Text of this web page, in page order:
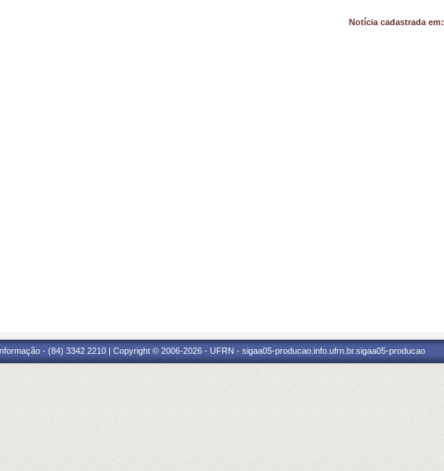
Notícia cadastrada em:
- (84) 3342 2210 | Copyright © 2006-2026 - UFRN - sigaa05-producao.info.ufrn.br.sigaa05-producao